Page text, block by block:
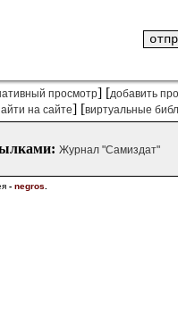
просмотр] [добавить
на сайте] [виртуальные
Журнал "Самиздат"
- negros